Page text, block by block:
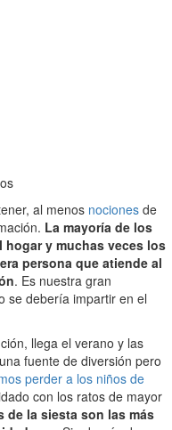
al menos nociones de
La mayoría de los
y muchas veces los
persona que atiende al
. Es nuestra gran
se debería impartir en el
llega el verano y las
fuente de diversión pero
perder a los niños de
con los ratos de mayor
de la siesta son las más